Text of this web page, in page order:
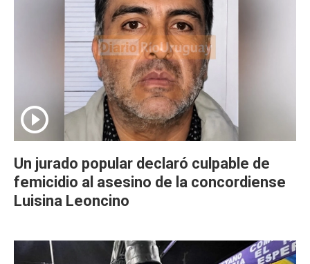
Un jurado popular declaró culpable de
femicidio al asesino de la concordiense
Luisina Leoncino